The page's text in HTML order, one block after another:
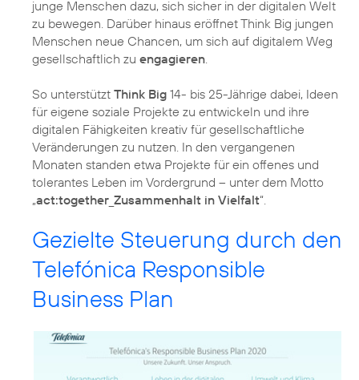
junge Menschen dazu, sich sicher in der digitalen Welt
zu bewegen. Darüber hinaus eröffnet Think Big jungen
Menschen neue Chancen, um sich auf digitalem Weg
gesellschaftlich zu engagieren.
So unterstützt Think Big 14- bis 25-Jährige dabei, Ideen
für eigene soziale Projekte zu entwickeln und ihre
digitalen Fähigkeiten kreativ für gesellschaftliche
Veränderungen zu nutzen. In den vergangenen
Monaten standen etwa Projekte für ein offenes und
tolerantes Leben im Vordergrund – unter dem Motto
„act:together_Zusammenhalt in Vielfalt“.
Gezielte Steuerung durch den
Telefónica Responsible
Business Plan